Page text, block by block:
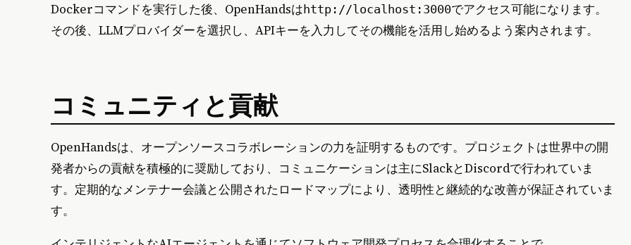
Dockerコマンドを実行した後、OpenHandsは http://localhost:3000でアクセス可能になります。
その後、LLMプロバイダーを選択し、APIキーを入力してその機能を活用し始めるよう案内されます。
コミュニティと貢献
OpenHandsは、オープンソースコラボレーションの力を証明するものです。プロジェクトは世界中の開
発者からの貢献を積極的に奨励しており、コミュニケーションは主にSlackとDiscordで行われていま
す。定期的なメンテナー会議と公開されたロードマップにより、透明性と継続的な改善が保証されていま
す。